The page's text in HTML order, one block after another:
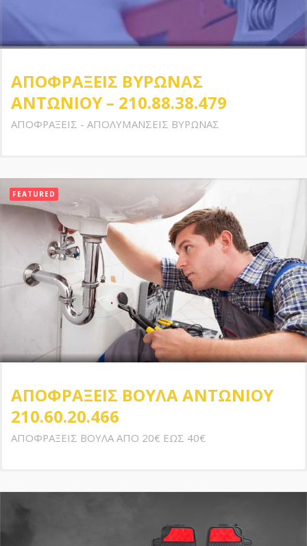
ΑΠΟΦΡΑΞΕΙΣ ΒΥΡΩΝΑΣ
ΑΝΤΩΝΙΟΥ – 210.88.38.479
ΑΠΟΦΡΑΞΕΙΣ - ΑΠΟΛΥΜΑΝΣΕΙΣ ΒΥΡΩΝΑΣ
FEATURED
ΑΠΟΦΡΑΞΕΙΣ ΒΟΥΛΑ ΑΝΤΩΝΙΟΥ
210.60.20.466
ΑΠΟΦΡΑΞΕΙΣ ΒΟΥΛΑ ΑΠΟ 20€ ΕΩΣ 40€